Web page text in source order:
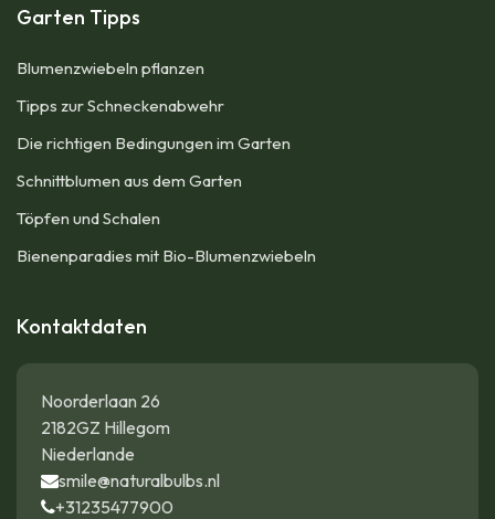
Garten Tipps
Blumenzwiebeln pflanzen
Tipps zur Schneckenabwehr
Die richtigen Bedingungen im Garten
Schnittblumen aus dem Garten
Töpfen und Schalen
Bienenparadies mit Bio-Blumenzwiebeln
Kontaktdaten
Noorderlaan 26
2182GZ Hillegom
Niederlande
smile@naturalbulbs.nl
+31235477900